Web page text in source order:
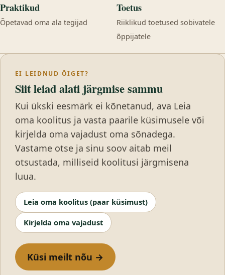
Praktikud
Õpetavad oma ala tegijad
Toetus
Riiklikud toetused sobivatele
õppijatele
EI LEIDNUD ÕIGET?
Siit leiad alati järgmise sammu
Kui ükski eesmärk ei kõnetanud, ava Leia
oma koolitus ja vasta paarile küsimusele või
kirjelda oma vajadust oma sõnadega.
Vastame otse ja sinu soov aitab meil
otsustada, milliseid koolitusi järgmisena
luua.
Leia oma koolitus (paar küsimust)
Kirjelda oma vajadust
Küsi meilt nõu →